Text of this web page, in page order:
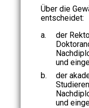
Über die
entscheidet:
a.
der
und
b.
der
und